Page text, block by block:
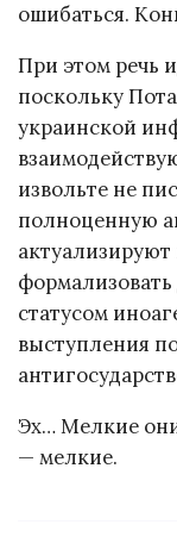
ошибаться.
При этом речь
поскольку
украинской
извольте не
полноценную
статусом
выступления
Эх… Мелкие
— мелкие.